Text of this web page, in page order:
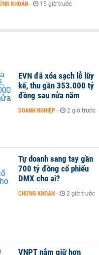
KHOÁN - 15 giờ trước
EVN đã xóa sạch lỗ lũy
kế, thu gần 353.000 tỷ
đồng sau nửa năm
DOANH NGHIỆP - 2 giờ trước
Tự doanh sang tay gần
700 tỷ đồng cổ phiếu
DMX cho ai?
CHỨNG KHOÁN - 2 giờ trước
VNPT nắm giữ hơn